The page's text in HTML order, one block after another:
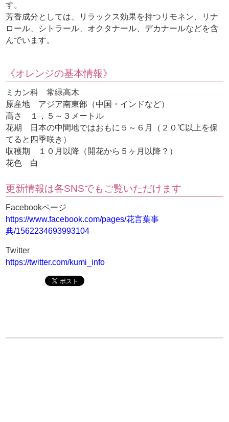
す。
芳香成分としては、リラックス効果を持つリモネン、リナ
ロール、シトラール、オクタナール、デカナールなどを含
んでいます。
《オレンジの基本情報》
ミカン科 常緑高木
原産地 アジア南東部（中国・インドなど）
高さ １，５～３メートル
花期 日本の中間地ではおもに５～６月（２０℃以上を保
てると四季咲き）
収穫期 １０月以降（開花から５ヶ月以降？）
花色 白
更新情報は各SNSでもご覧いただけます
Facebookページ
https://www.facebook.com/pages/花言葉事
典/1562234693993104
Twitter
https://twitter.com/kumi_info